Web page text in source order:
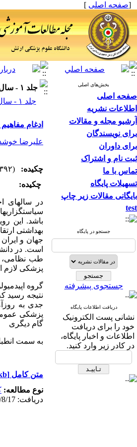
[صفحه اصلی ]
بخش‌های اصلی
صفحه اصلی
اطلاعات نشریه
آرشیو مجله و مقالات
برای نویسندگان
برای داوران
ثبت نام و اشتراک
تماس با ما
تسهیلات پایگاه
بایگانی مقالات زیر چاپ
test
جستجو در پایگاه
جستجوی پیشرفته
دریافت اطلاعات پایگاه
نشانی پست الکترونیک
خود را برای دریافت
اطلاعات و اخبار پایگاه،
در کادر زیر وارد کنید.
جلد ۱ - سال اول- شماره اول- ویژنامه آموزشی مجله علمی پژوهشی-بهار و تابستان
جلد
ادغام
علیرضا
چکیده:
(۵۳۹۲ مشاهده)
چکیده:
در سالهای
باشد. این
بهداشتی
جهان و
است. در
طب نظامی،
پزشکی
گروه
نتیجه رسید
جدی به
پزشکی
گام دیگری
به سمت
متن کامل [PDF 96 kb]
نوع مطالعه:
دریافت: 1395/8/17 | پذیرش: 1395/8/17 | انتشار: 1395/8/17